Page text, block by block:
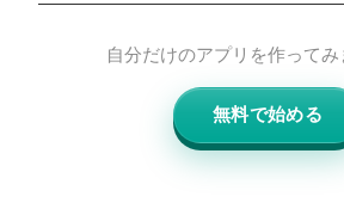
自分だけのアプリを作ってみ
無料で始める